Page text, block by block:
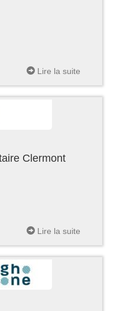
Lire la suite
Clermont
Lire la suite